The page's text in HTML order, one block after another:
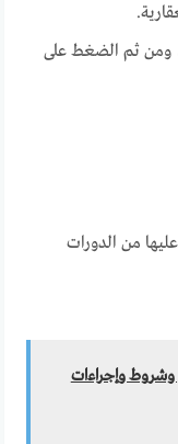
ومن ثم الضغط على
من الدورات
وشروط وإجراءات